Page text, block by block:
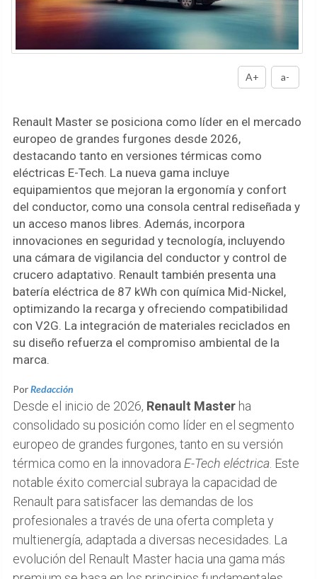
A+ a-
Renault Master se posiciona como líder en el mercado
europeo de grandes furgones desde 2026,
destacando tanto en versiones térmicas como
eléctricas E-Tech. La nueva gama incluye
equipamientos que mejoran la ergonomía y confort
del conductor, como una consola central rediseñada y
un acceso manos libres. Además, incorpora
innovaciones en seguridad y tecnología, incluyendo
una cámara de vigilancia del conductor y control de
crucero adaptativo. Renault también presenta una
batería eléctrica de 87 kWh con química Mid-Nickel,
optimizando la recarga y ofreciendo compatibilidad
con V2G. La integración de materiales reciclados en
su diseño refuerza el compromiso ambiental de la
marca.
PorRedacción
Desde el inicio de 2026, Renault Master ha
consolidado su posición como líder en el segmento
europeo de grandes furgones, tanto en su versión
térmica como en la innovadora E-Tech eléctrica. Este
notable éxito comercial subraya la capacidad de
Renault para satisfacer las demandas de los
profesionales a través de una oferta completa y
multienergía, adaptada a diversas necesidades. La
evolución del Renault Master hacia una gama más